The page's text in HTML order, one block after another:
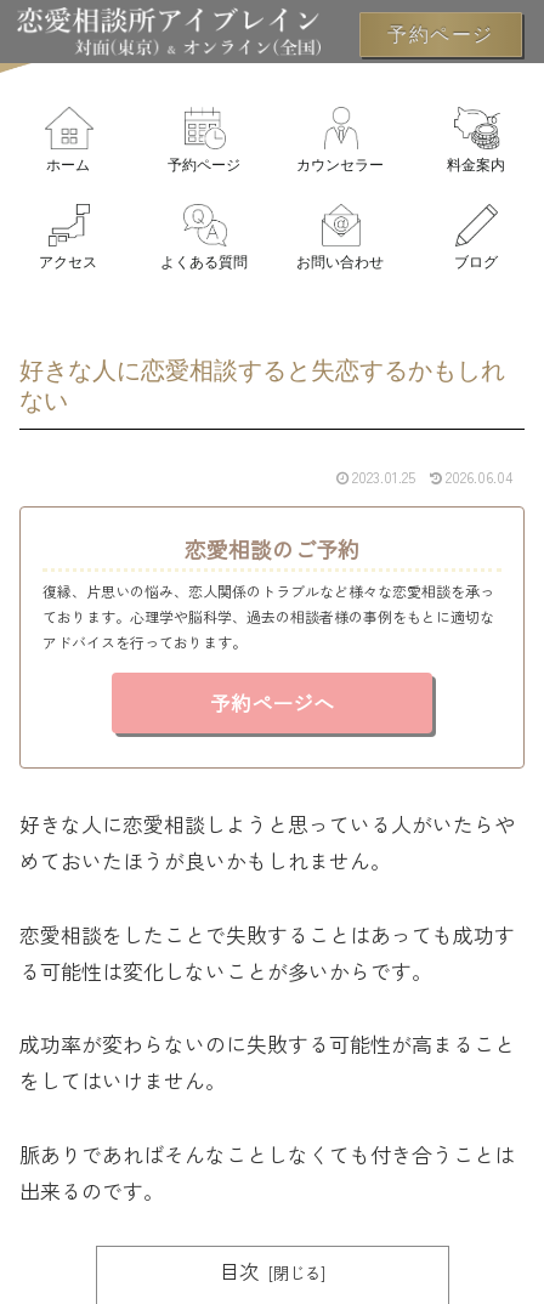
ホーム 予約ページ カウンセラー 料金案内
アクセス よくある質問 お問い合わせ ブログ
好きな人に恋愛相談すると失恋するかもしれ
ない
2023.01.25 2026.06.04
恋愛相談のご予約
復縁、片思いの悩み、恋人関係のトラブルなど様々な恋愛相談を承っ
ております。心理学や脳科学、過去の相談者様の事例をもとに適切な
アドバイスを行っております。
予約ページへ
好きな人に恋愛相談しようと思っている人がいたらや
めておいたほうが良いかもしれません。
恋愛相談をしたことで失敗することはあっても成功す
る可能性は変化しないことが多いからです。
成功率が変わらないのに失敗する可能性が高まること
をしてはいけません。
脈ありであればそんなことしなくても付き合うことは
出来るのです。
目次
予約ページ